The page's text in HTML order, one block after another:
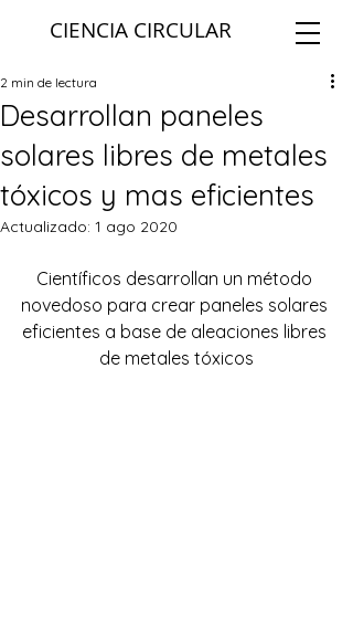
CIENCIA CIRCULAR
Desarrollan paneles
solares libres de metales
tóxicos y mas eficientes
2 min de lectura
Actualizado: 1 ago 2020
Científicos desarrollan un método
novedoso para crear paneles solares
eficientes a base de aleaciones libres
de metales tóxicos